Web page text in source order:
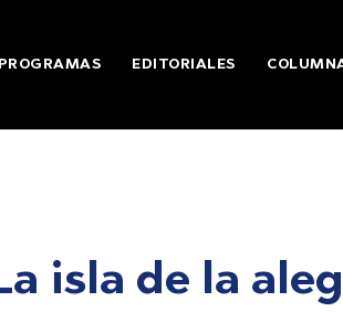
PROGRAMAS EDITORIALES
isla de la